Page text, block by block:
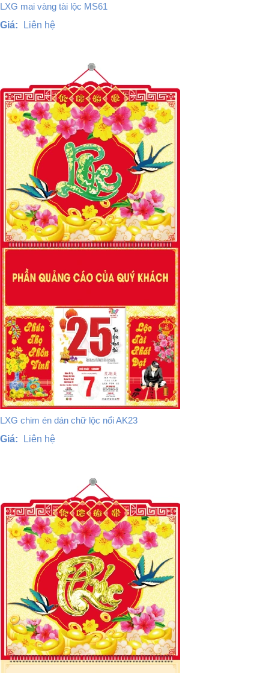
LXG mai vàng tài lộc MS61
Giá:
Liên hệ
LXG chim én dán chữ lộc nổi AK23
Giá:
Liên hệ